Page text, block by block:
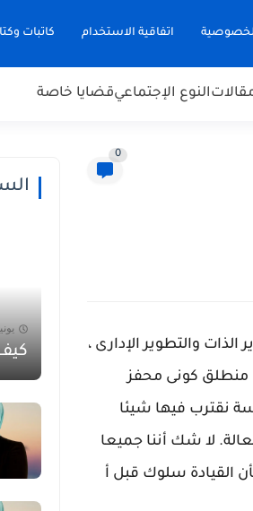
اتفاقية الاستخدام كاتبات
النوع الإجتماعيقضايا خاصة
0
والتطوير الإدارى ،
منطلق كونى محفز
نقترب فيها شيئا
لا شك أننا جميعا
القيادة سلوك قبل أ
يونيو 24,